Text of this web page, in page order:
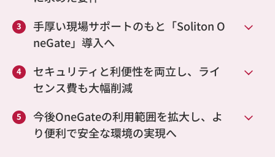
手厚い現場サポートのもと「Soliton O
neGate」導入へ
セキュリティと利便性を両立し、ライ
センス費も大幅削減
今後OneGateの利用範囲を拡大し、よ
り便利で安全な環境の実現へ